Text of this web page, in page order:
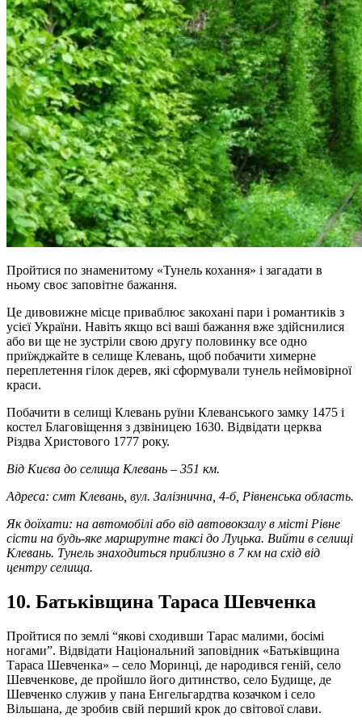
Пройтися по знаменитому «Тунель кохання» і загадати в
ньому своє заповітне бажання.
Це дивовижне місце приваблює закохані пари і романтиків з
усієї України. Навіть якщо всі ваші бажання вже здійснилися
або ви ще не зустріли свою другу половинку все одно
приїжджайте в селище Клевань, щоб побачити химерне
переплетення гілок дерев, які сформували тунель неймовірної
краси.
Побачити в селищі Клевань руїни Клеванського замку 1475 і
костел Благовіщення з дзвіницею 1630. Відвідати церква
Різдва Христового 1777 року.
Від Києва до селища Клевань – 351 км.
Адреса: смт Клевань, вул. Залізнична, 4-б, Рівненська область.
Як доїхати: на автомобілі або від автовокзалу в місті Рівне
сісти на будь-яке маршрутне таксі до Луцька. Вийти в селищі
Клевань. Тунель знаходиться приблизно в 7 км на схід від
центру селища.
10. Батьківщина Тараса Шевченка
Пройтися по землі “якові сходивши Тарас малими, босімі
ногами”. Відвідати Національний заповідник «Батьківщина
Тараса Шевченка» – село Моринці, де народився геній, село
Шевченкове, де пройшло його дитинство, село Будище, де
Шевченко служив у пана Енгельгардтва козачком і село
Вільшана, де зробив свій перший крок до світової слави.